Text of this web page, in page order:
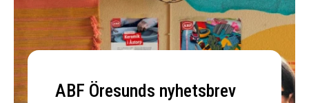
ABF Öresunds nyhetsbrev